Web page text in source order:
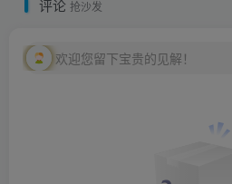
评论 抢沙发
欢迎您留下宝贵的见解！